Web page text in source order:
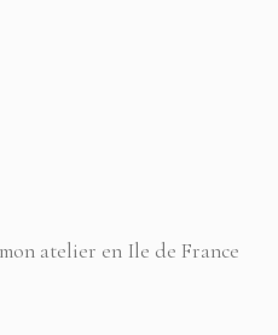
atelier en Ile de France